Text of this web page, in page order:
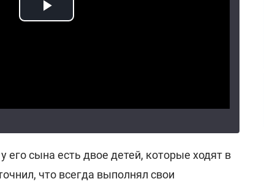
его сына есть двое детей, которые ходят в
что всегда выполнял свои